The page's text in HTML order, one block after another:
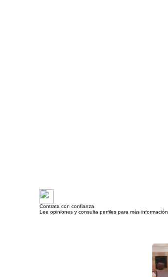
Contrata con confianza
Lee opiniones y consulta perfiles para más información.